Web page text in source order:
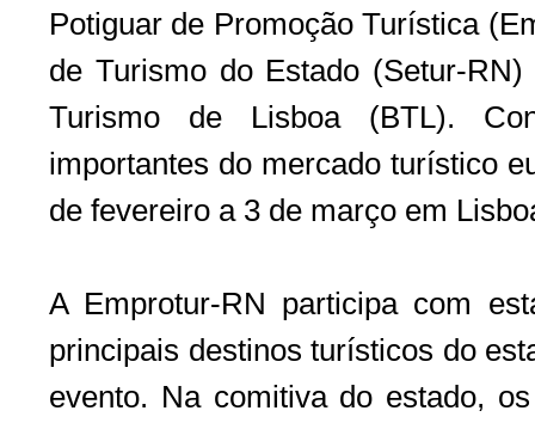
Potiguar de Promoção Turística
de Turismo do Estado (Setur-
Turismo de Lisboa (BTL).
importantes do mercado turístico
de fevereiro a 3 de março em
A Emprotur-RN participa com
principais destinos turísticos do
evento. Na comitiva do estado,